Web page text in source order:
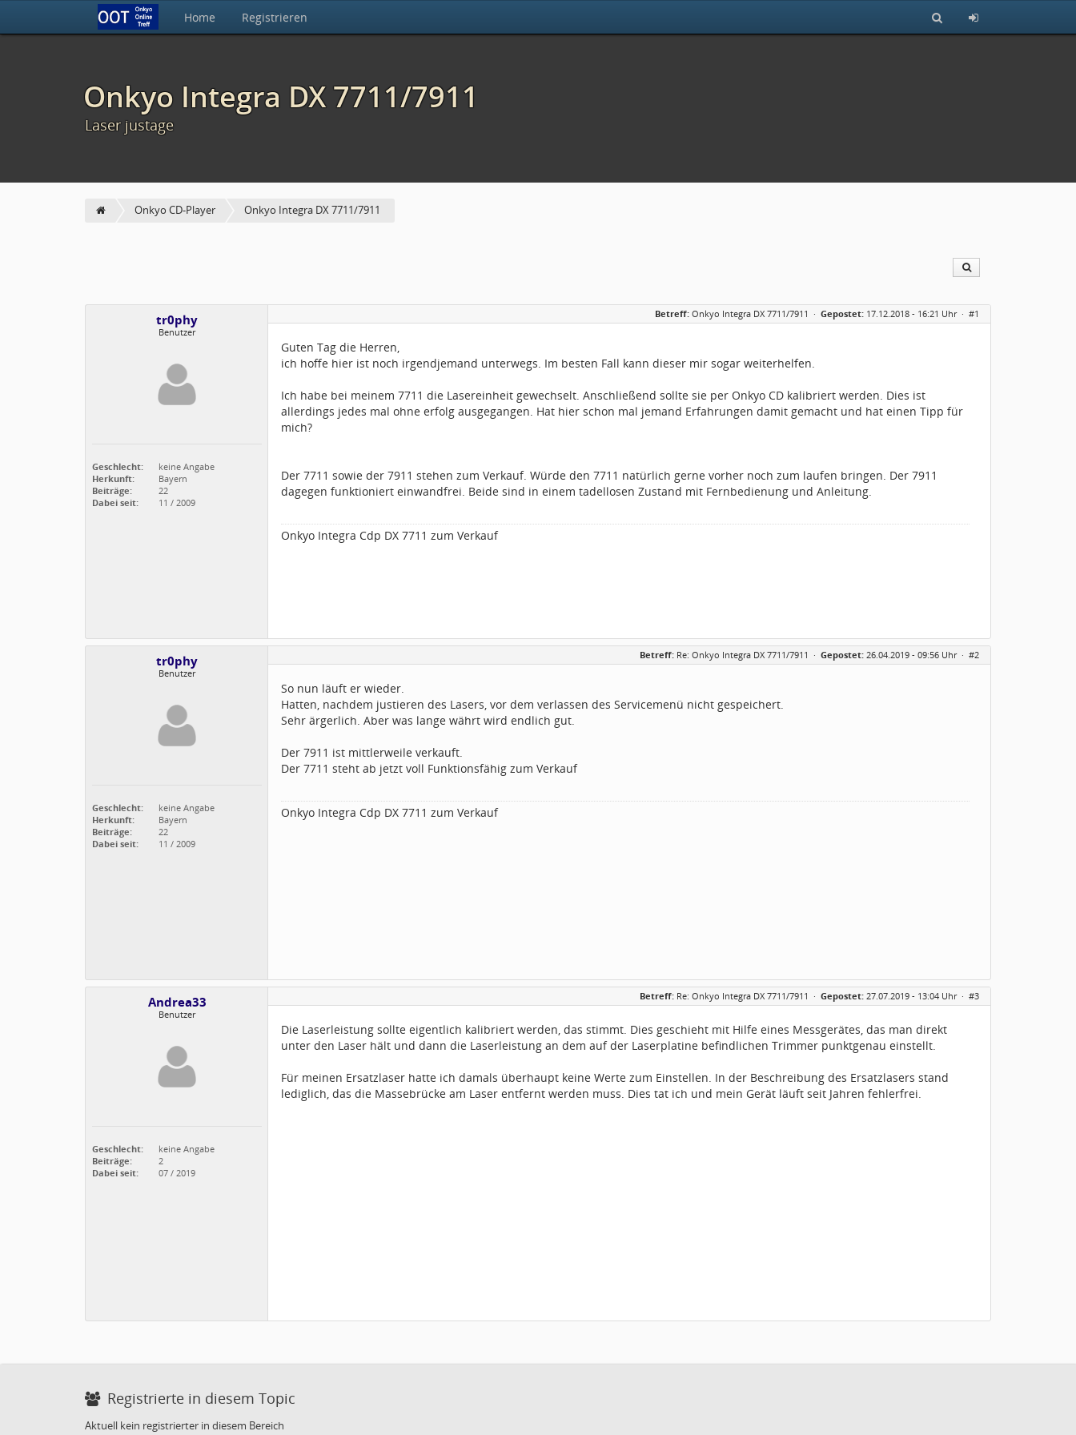
Home Registrieren
Onkyo Integra DX 7711/7911
Laser justage
Onkyo CD-Player Onkyo Integra DX 7711/7911
tr0phy
Benutzer
Geschlecht:
keine Angabe
Herkunft:
Bayern
Beiträge:
22
Dabei seit:
11 / 2009
Betreff: Onkyo Integra DX 7711/7911 · Gepostet: 17.12.2018 - 16:21 Uhr · #1
Guten Tag die Herren,
ich hoffe hier ist noch irgendjemand unterwegs. Im besten Fall kann dieser mir sogar weiterhelfen.
Ich habe bei meinem 7711 die Lasereinheit gewechselt. Anschließend sollte sie per Onkyo CD kalibriert werden. Dies ist
allerdings jedes mal ohne erfolg ausgegangen. Hat hier schon mal jemand Erfahrungen damit gemacht und hat einen Tipp für
mich?
Der 7711 sowie der 7911 stehen zum Verkauf. Würde den 7711 natürlich gerne vorher noch zum laufen bringen. Der 7911
dagegen funktioniert einwandfrei. Beide sind in einem tadellosen Zustand mit Fernbedienung und Anleitung.
Onkyo Integra Cdp DX 7711 zum Verkauf
tr0phy
Benutzer
Geschlecht:
keine Angabe
Herkunft:
Bayern
Beiträge:
22
Dabei seit:
11 / 2009
Betreff: Re: Onkyo Integra DX 7711/7911 · Gepostet: 26.04.2019 - 09:56 Uhr · #2
So nun läuft er wieder.
Hatten, nachdem justieren des Lasers, vor dem verlassen des Servicemenü nicht gespeichert.
Sehr ärgerlich. Aber was lange währt wird endlich gut.
Der 7911 ist mittlerweile verkauft.
Der 7711 steht ab jetzt voll Funktionsfähig zum Verkauf
Onkyo Integra Cdp DX 7711 zum Verkauf
Andrea33
Benutzer
Geschlecht:
keine Angabe
Beiträge:
2
Dabei seit:
07 / 2019
Betreff: Re: Onkyo Integra DX 7711/7911 · Gepostet: 27.07.2019 - 13:04 Uhr · #3
Die Laserleistung sollte eigentlich kalibriert werden, das stimmt. Dies geschieht mit Hilfe eines Messgerätes, das man direkt
unter den Laser hält und dann die Laserleistung an dem auf der Laserplatine befindlichen Trimmer punktgenau einstellt.
Für meinen Ersatzlaser hatte ich damals überhaupt keine Werte zum Einstellen. In der Beschreibung des Ersatzlasers stand
lediglich, das die Massebrücke am Laser entfernt werden muss. Dies tat ich und mein Gerät läuft seit Jahren fehlerfrei.
Registrierte in diesem Topic
Aktuell kein registrierter in diesem Bereich